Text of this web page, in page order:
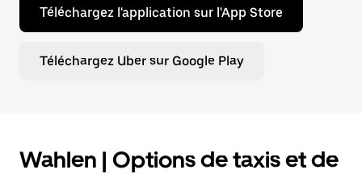
Téléchargez l'application sur l'App Store
Téléchargez Uber sur Google Play
Wahlen | Options de taxis et de